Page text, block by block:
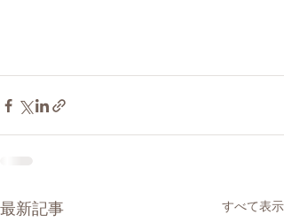
最新記事 すべて表示